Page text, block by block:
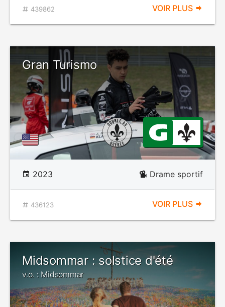
439862 VOIR PLUS
Gran Turismo
2023 Drame sportif
436123 VOIR PLUS
Midsommar : solstice d'été
v.o. : Midsommar